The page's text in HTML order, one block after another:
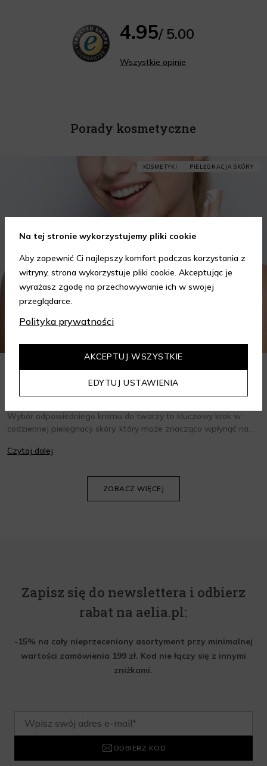
4.95/ 5.00
Wszystkie opinie
Porady kosmetyczne
KOSMETYKI PIELĘGNACJA SKÓRY
Jak wybrać krem do twarzy w zależności od potrzeb?
Poradnik
Wybór odpowiedniego kremu do twarzy to kluczowy krok w
codziennej pielęgnacji skóry, który może znacząco wpłynąć na
oraz wiedzieć, jak dopasować je do potrzeb własnej skóry.
Czytaj dalej
ZOBACZ WIĘCEJ
Zapisz się do newslettera i odbierz
rabat na aelia.pl:
-15% na cały nieprzeceniony asortyment przy minimalnej
wartości zamówienia 199 zł. Kod nie łączy się z innymi
zniżkami.
ODBIERZ KOD
Na tej stronie wykorzystujemy pliki cookie
Aby zapewnić Ci najlepszy komfort podczas korzystania z
witryny, strona wykorzystuje pliki cookie. Akceptując je
wyrażasz zgodę na przechowywanie ich w swojej
przeglądarce.
Polityka prywatności
EDYTUJ USTAWIENIA
AKCEPTUJ WSZYSTKIE